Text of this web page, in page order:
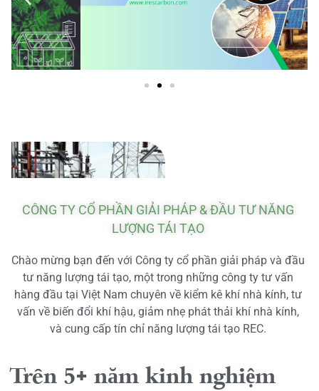
CÔNG TY CỔ PHẦN GIẢI PHÁP & ĐẦU TƯ NĂNG
LƯỢNG TÁI TẠO
Chào mừng bạn đến với Công ty cổ phần giải pháp và đầu
tư năng lượng tái tạo, một trong những công ty tư vấn
hàng đầu tại Việt Nam chuyên về kiểm kê khí nhà kính, tư
vấn về biến đổi khí hậu, giảm nhẹ phát thải khí nhà kính,
và cung cấp tín chỉ năng lượng tái tạo REC.
Trên 5+ năm kinh nghiệm